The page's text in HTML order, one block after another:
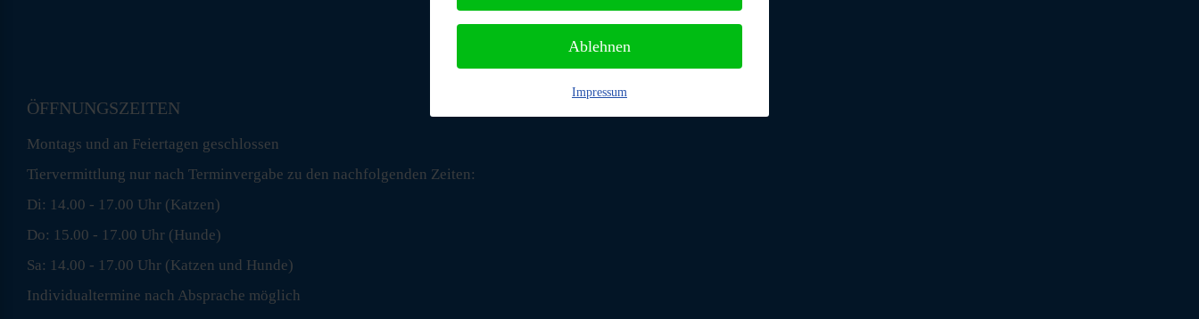
ÖFFNUNGSZEITEN
Montags und an Feiertagen geschlossen
Tiervermittlung nur nach Terminvergabe zu den nachfolgenden Zeiten:
Di: 14.00 - 17.00 Uhr (Katzen)
Do: 15.00 - 17.00 Uhr (Hunde)
Sa: 14.00 - 17.00 Uhr (Katzen und Hunde)
Individualtermine nach Absprache möglich
Ablehnen
Impressum